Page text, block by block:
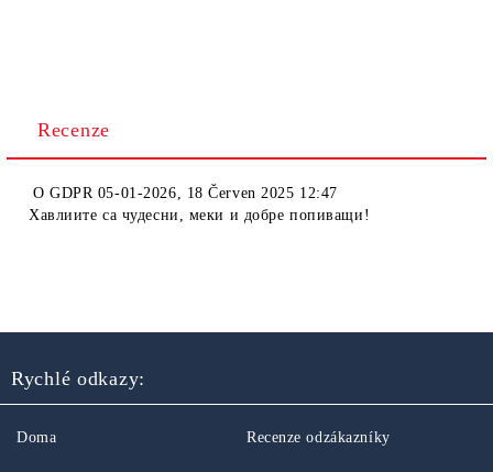
Recenze
OGDPR 05-01-2026, 18 Červen 2025 12:47
Хавлиите са чудесни, меки и добре попиващи!
Rychlé odkazy:
Doma Recenze odzákazníky